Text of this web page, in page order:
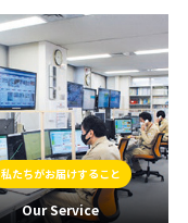
私たちがお届けすること
Our Service